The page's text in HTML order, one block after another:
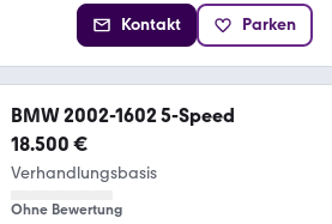
Kontakt Parken
BMW 2002-1602 5-Speed
18.500 €
Verhandlungsbasis
Ohne Bewertung